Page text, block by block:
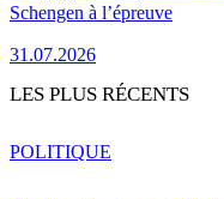
Schengen à l’épreuve
31.07.2026
LES PLUS RÉCENTS
POLITIQUE